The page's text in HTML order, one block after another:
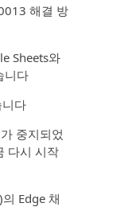
해결 방
Sheets와
니다
다
중지되었
다시 시작
Edge 채